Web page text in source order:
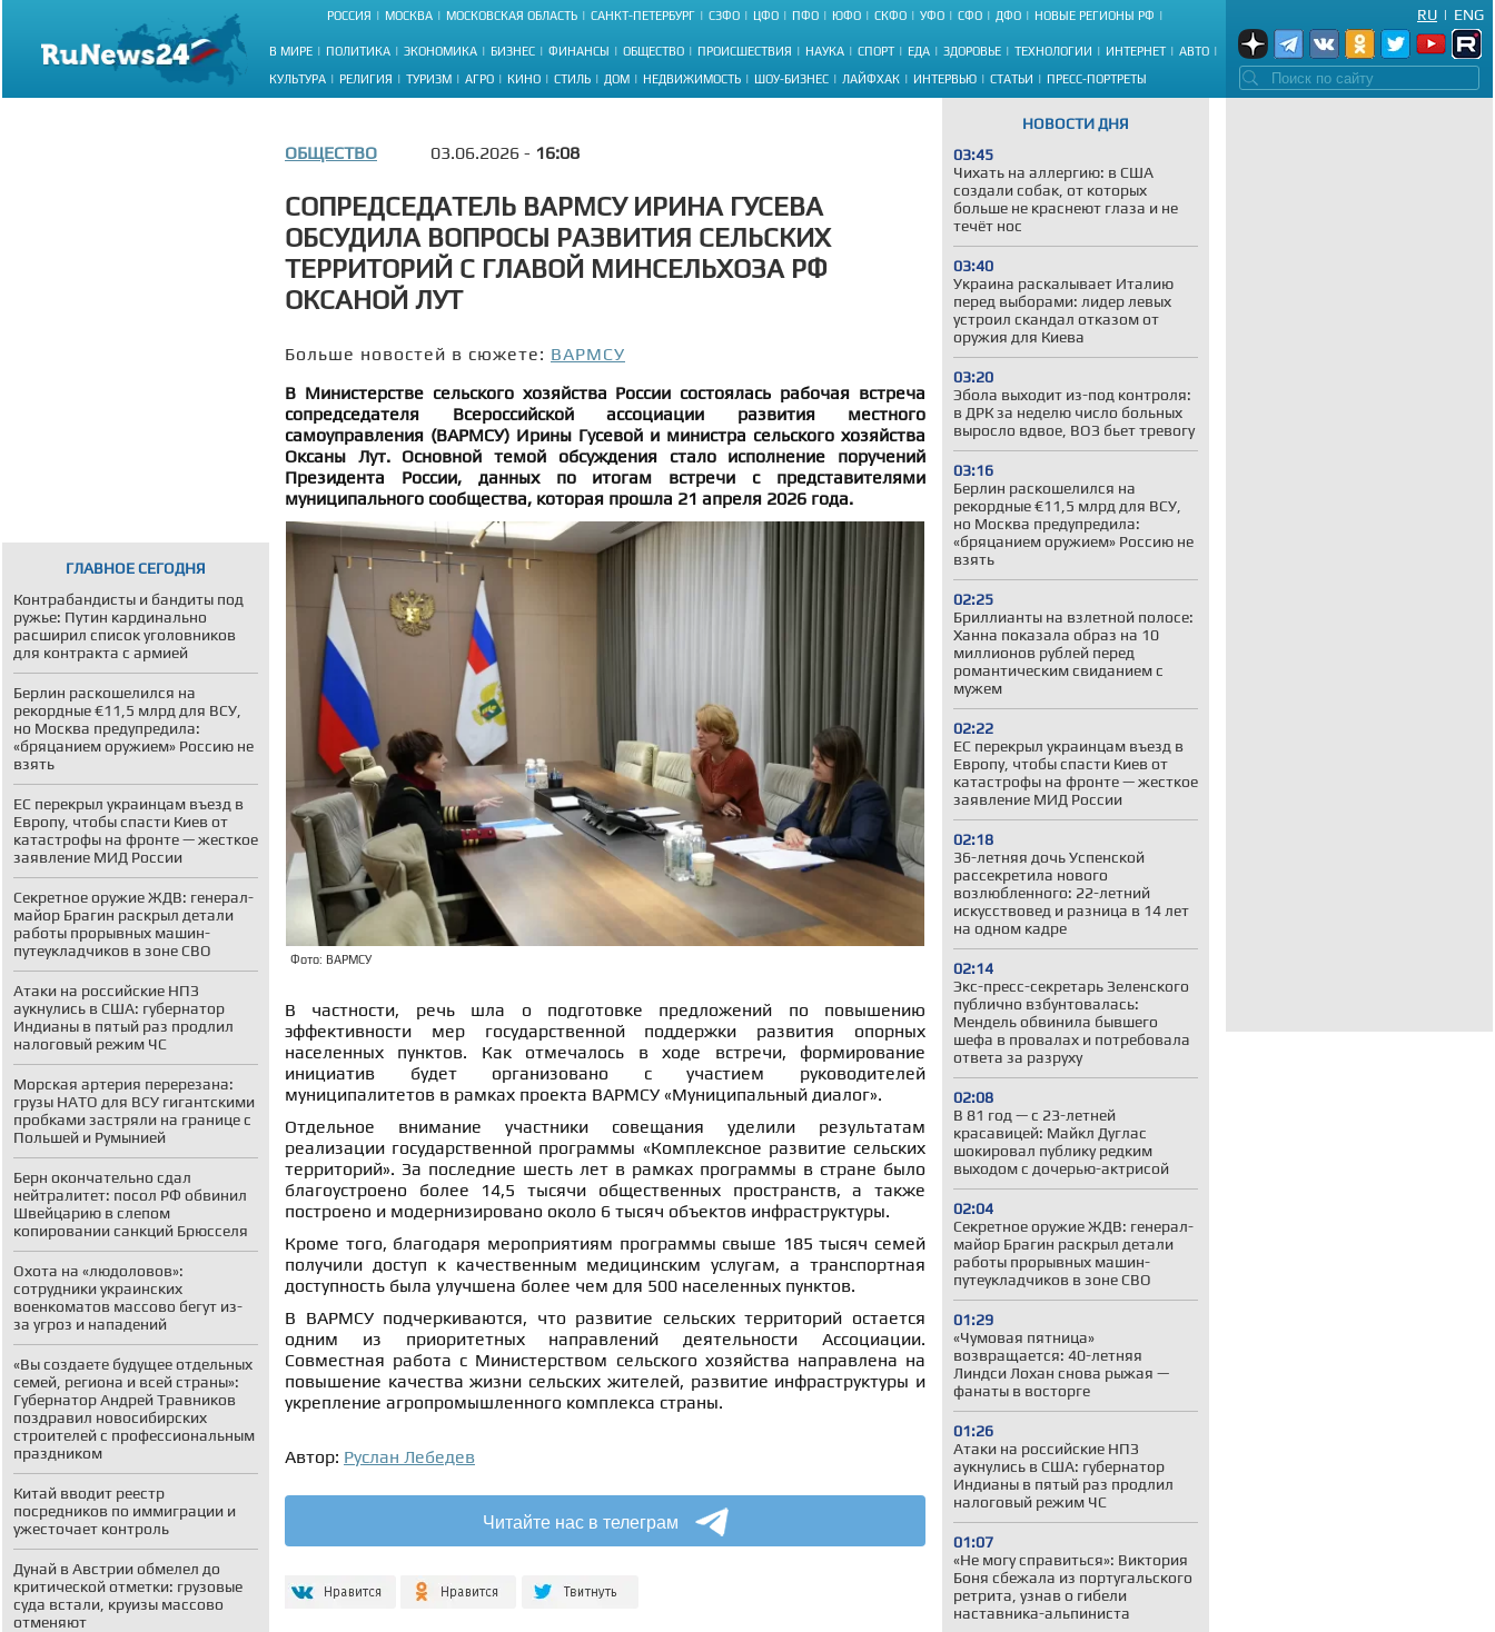
РОССИЯ МОСКВА МОСКОВСКАЯ ОБЛАСТЬ САНКТ-ПЕТЕРБУРГ СЗФО ЦФО ПФО ЮФО СКФО УФО СФО ДФО НОВЫЕ РЕГИОНЫ РФ
В МИРЕ ПОЛИТИКА ЭКОНОМИКА БИЗНЕС ФИНАНСЫ ОБЩЕСТВО ПРОИСШЕСТВИЯ НАУКА СПОРТ ЕДА ЗДОРОВЬЕ ТЕХНОЛОГИИ ИНТЕРНЕТ АВТО
КУЛЬТУРА РЕЛИГИЯ ТУРИЗМ АГРО КИНО СТИЛЬ ДОМ НЕДВИЖИМОСТЬ ШОУ-БИЗНЕС ЛАЙФХАК ИНТЕРВЬЮ СТАТЬИ ПРЕСС-ПОРТРЕТЫ
ENG
|
RU
ГЛАВНОЕ СЕГОДНЯ
Контрабандисты и бандиты под
ружье: Путин кардинально
расширил список уголовников
для контракта с армией
Берлин раскошелился на
рекордные €11,5 млрд для ВСУ,
но Москва предупредила:
«бряцанием оружием» Россию не
взять
ЕС перекрыл украинцам въезд в
Европу, чтобы спасти Киев от
катастрофы на фронте — жесткое
заявление МИД России
Секретное оружие ЖДВ: генерал-
майор Брагин раскрыл детали
работы прорывных машин-
путеукладчиков в зоне СВО
Атаки на российские НПЗ
аукнулись в США: губернатор
Индианы в пятый раз продлил
налоговый режим ЧС
Морская артерия перерезана:
грузы НАТО для ВСУ гигантскими
пробками застряли на границе с
Польшей и Румынией
Берн окончательно сдал
нейтралитет: посол РФ обвинил
Швейцарию в слепом
копировании санкций Брюсселя
Охота на «людоловов»:
сотрудники украинских
военкоматов массово бегут из-
за угроз и нападений
«Вы создаете будущее отдельных
семей, региона и всей страны»:
Губернатор Андрей Травников
поздравил новосибирских
строителей с профессиональным
праздником
Китай вводит реестр
посредников по иммиграции и
ужесточает контроль
Дунай в Австрии обмелел до
критической отметки: грузовые
суда встали, круизы массово
отменяют
НОВОСТИ ДНЯ
03:45
Чихать на аллергию: в США
создали собак, от которых
больше не краснеют глаза и не
течёт нос
03:40
Украина раскалывает Италию
перед выборами: лидер левых
устроил скандал отказом от
оружия для Киева
03:20
Эбола выходит из-под контроля:
в ДРК за неделю число больных
выросло вдвое, ВОЗ бьет тревогу
03:16
Берлин раскошелился на
рекордные €11,5 млрд для ВСУ,
но Москва предупредила:
«бряцанием оружием» Россию не
взять
02:25
Бриллианты на взлетной полосе:
Ханна показала образ на 10
миллионов рублей перед
романтическим свиданием с
мужем
02:22
ЕС перекрыл украинцам въезд в
Европу, чтобы спасти Киев от
катастрофы на фронте — жесткое
заявление МИД России
02:18
36-летняя дочь Успенской
рассекретила нового
возлюбленного: 22-летний
искусствовед и разница в 14 лет
на одном кадре
02:14
Экс-пресс-секретарь Зеленского
публично взбунтовалась:
Мендель обвинила бывшего
шефа в провалах и потребовала
ответа за разруху
02:08
В 81 год — с 23-летней
красавицей: Майкл Дуглас
шокировал публику редким
выходом с дочерью-актрисой
02:04
Секретное оружие ЖДВ: генерал-
майор Брагин раскрыл детали
работы прорывных машин-
путеукладчиков в зоне СВО
01:29
«Чумовая пятница»
возвращается: 40-летняя
Линдси Лохан снова рыжая —
фанаты в восторге
01:26
Атаки на российские НПЗ
аукнулись в США: губернатор
Индианы в пятый раз продлил
налоговый режим ЧС
01:07
«Не могу справиться»: Виктория
Боня сбежала из португальского
ретрита, узнав о гибели
наставника-альпиниста
ОБЩЕСТВО 03.06.2026 - 16:08
СОПРЕДСЕДАТЕЛЬ ВАРМСУ ИРИНА ГУСЕВА
ОБСУДИЛА ВОПРОСЫ РАЗВИТИЯ СЕЛЬСКИХ
ТЕРРИТОРИЙ С ГЛАВОЙ МИНСЕЛЬХОЗА РФ
ОКСАНОЙ ЛУТ
Больше новостей в сюжете: ВАРМСУ
В Министерстве сельского хозяйства России состоялась рабочая встреча
сопредседателя Всероссийской ассоциации развития местного
самоуправления (ВАРМСУ) Ирины Гусевой и министра сельского хозяйства
Оксаны Лут. Основной темой обсуждения стало исполнение поручений
Президента России, данных по итогам встречи с представителями
муниципального сообщества, которая прошла 21 апреля 2026 года.
Фото: ВАРМСУ
В частности, речь шла о подготовке предложений по повышению
эффективности мер государственной поддержки развития опорных
населенных пунктов. Как отмечалось в ходе встречи, формирование
инициатив будет организовано с участием руководителей
муниципалитетов в рамках проекта ВАРМСУ «Муниципальный диалог».
Отдельное внимание участники совещания уделили результатам
реализации государственной программы «Комплексное развитие сельских
территорий». За последние шесть лет в рамках программы в стране было
благоустроено более 14,5 тысячи общественных пространств, а также
построено и модернизировано около 6 тысяч объектов инфраструктуры.
Кроме того, благодаря мероприятиям программы свыше 185 тысяч семей
получили доступ к качественным медицинским услугам, а транспортная
доступность была улучшена более чем для 500 населенных пунктов.
В ВАРМСУ подчеркиваются, что развитие сельских территорий остается
одним из приоритетных направлений деятельности Ассоциации.
Совместная работа с Министерством сельского хозяйства направлена на
повышение качества жизни сельских жителей, развитие инфраструктуры и
укрепление агропромышленного комплекса страны.
Автор: Руслан Лебедев
Читайте нас в телеграм